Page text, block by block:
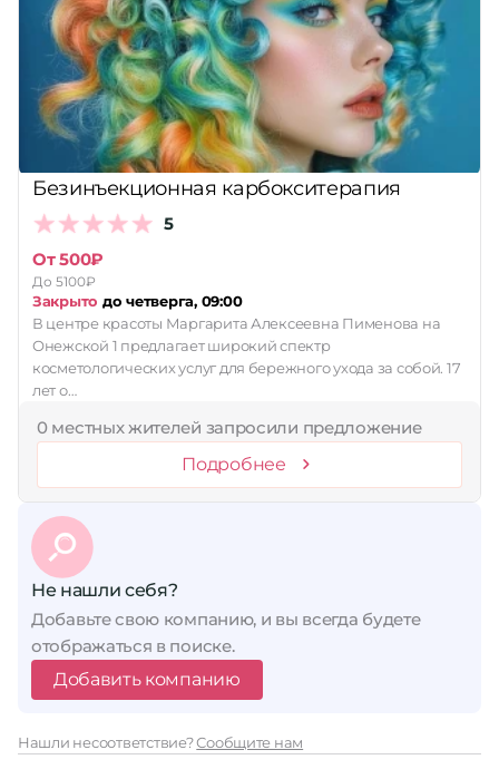
Безинъекционная карбокситерапия
5
От 500₽
До 5100₽
Закрыто до четверга, 09:00
В центре красоты Маргарита Алексеевна Пименова на
Онежской 1 предлагает широкий спектр
косметологических услуг для бережного ухода за собой. 17
лет о…
0 местных жителей запросили предложение
Подробнее
Не нашли себя?
Добавьте свою компанию, и вы всегда будете
отображаться в поиске.
Добавить компанию
Нашли несоответствие?Сообщите нам